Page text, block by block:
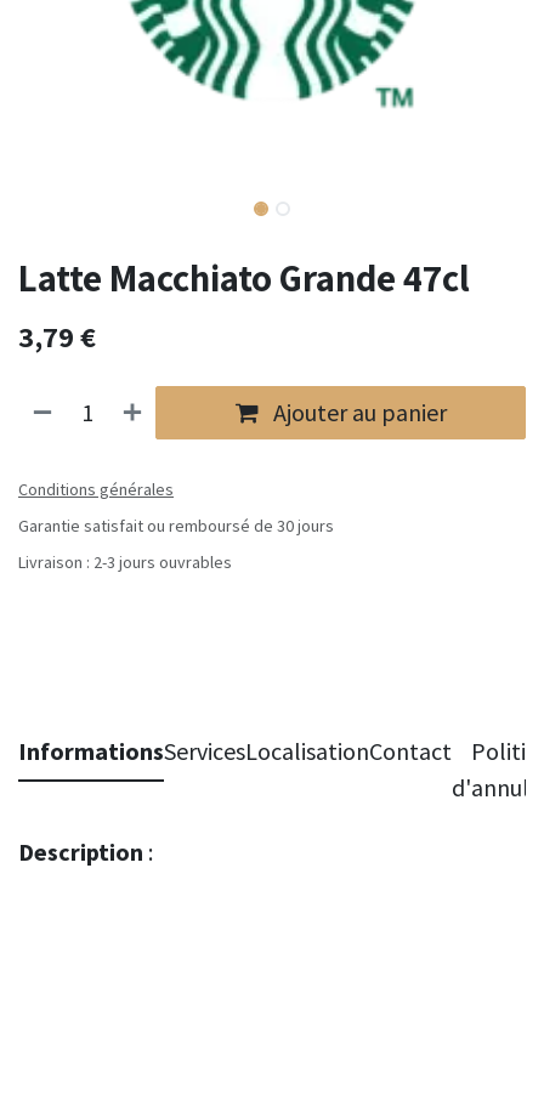
Latte Macchiato Grande 47cl
3,79€
Ajouter au panier
Conditions générales
Garantie satisfait ou remboursé de 30 jours
Livraison : 2-3 jours ouvrables
InformationsServicesLocalisationContact
Description :